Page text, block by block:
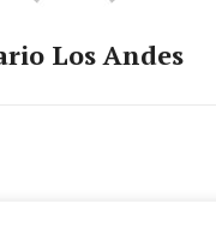
Los Andes